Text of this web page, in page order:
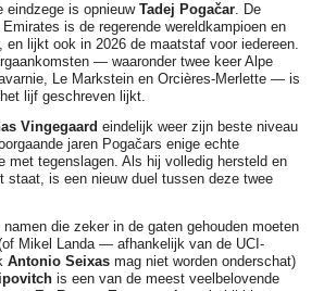
eindzege is opnieuw Tadej Pogačar. De
is de regerende wereldkampioen en
en lijkt ook in 2026 de maatstaf voor iedereen.
— waaronder twee keer Alpe
Le Markstein en Orcières-Merlette — is
lijf geschreven lijkt.
Vingegaard eindelijk weer zijn beste niveau
jaren Pogačars enige echte
met tegenslagen. Als hij volledig hersteld en
staat, is een nieuw duel tussen deze twee
die zeker in de gaten gehouden moeten
Mikel Landa — afhankelijk van de UCI-
Antonio Seixas mag niet worden onderschat)
is een van de meest veelbelovende